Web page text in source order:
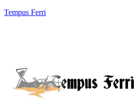
Tempus Ferri